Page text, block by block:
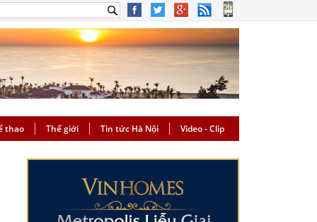
thao Thế giới Tin tức Hà Nội Video - Clip